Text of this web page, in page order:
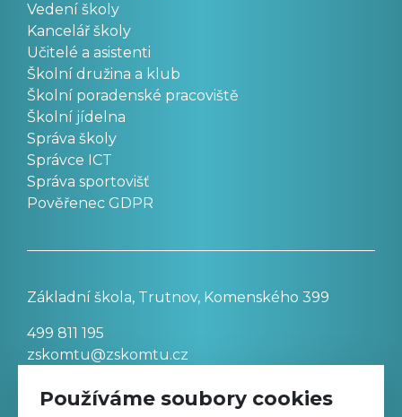
Vedení školy
Kancelář školy
Učitelé a asistenti
Školní družina a klub
Školní poradenské pracoviště
Školní jídelna
Správa školy
Správce ICT
Správa sportovišť
Pověřenec GDPR
Základní škola, Trutnov, Komenského 399
499 811 195
zskomtu@zskomtu.cz
Používáme soubory cookies